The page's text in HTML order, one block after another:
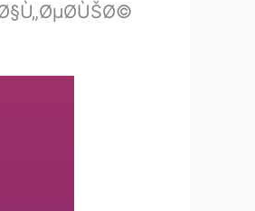
Ø§Ù„ØµØ­ÙŠØ©